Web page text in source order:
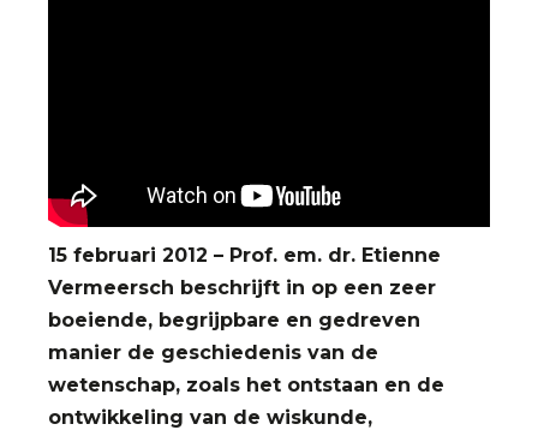
15 februari 2012 – Prof. em. dr. Etienne
Vermeersch beschrijft in op een zeer
boeiende, begrijpbare en gedreven
manier de geschiedenis van de
wetenschap, zoals het ontstaan en de
ontwikkeling van de wiskunde,